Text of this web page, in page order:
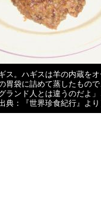
ス。ハギスは羊の内蔵をオ
胃袋に詰めて蒸したもので
ランド人とは違うのだよ」
典：『世界珍食紀行』より